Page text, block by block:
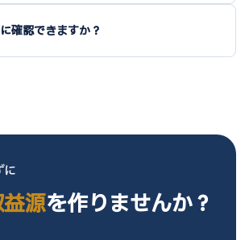
確認できますか？
に
源を作りませんか？